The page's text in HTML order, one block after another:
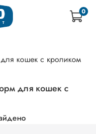
0
кошек с кроликом
для кошек с